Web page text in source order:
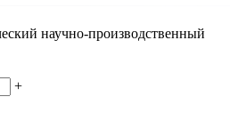
научно-производственный
+